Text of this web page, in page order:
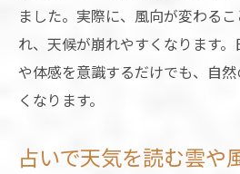
ました。実際に、風向が変わる
れ、天候が崩れやすくなります
や体感を意識するだけでも、自
くなります。
占いで天気を読む雲や